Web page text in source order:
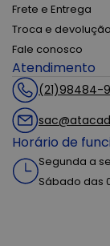
Frete e Entrega
Troca e devolução
Fale conosco
Atendimento
(21)98484-
Horário de
Segunda a
Sábado das